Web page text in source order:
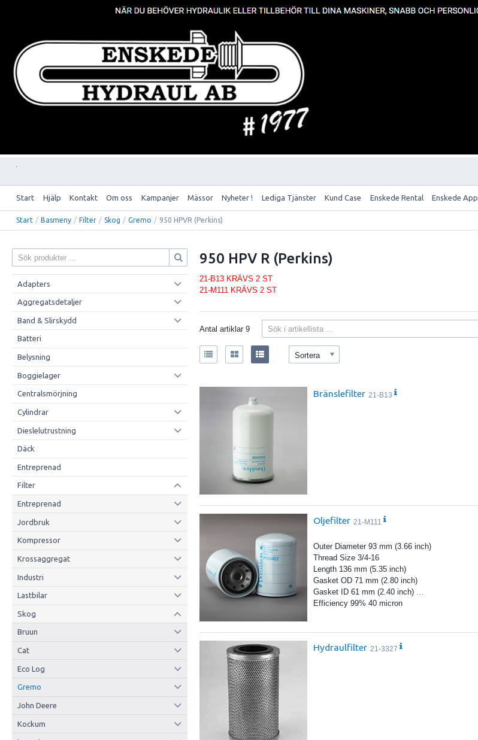
Start Hjälp Kontakt Om oss Kampanjer Mässor Nyheter ! Lediga Tjänster Kund Case Enskede Rental Enskede App
Start / Basmeny / Filter / Skog / Gremo / 950 HPVR (Perkins)
Adapters
Aggregatsdetaljer
Band & Slirskydd
Batteri
Belysning
Boggielager
Centralsmörjning
Cylindrar
Dieslelutrustning
Däck
Entreprenad
Filter
Entreprenad
Jordbruk
Kompressor
Krossaggregat
Industri
Lastbilar
Skog
Bruun
Cat
Eco Log
Gremo
John Deere
Kockum
950 HPV R (Perkins)
21-B13 KRÄVS 2 ST
21-M111 KRÄVS 2 ST
Antal artiklar9
Sortera
Bränslefilter 21-B13
Oljefilter 21-M111
Outer Diameter 93 mm (3.66 inch)
Thread Size 3/4-16
Length 136 mm (5.35 inch)
Gasket OD 71 mm (2.80 inch)
Gasket ID 61 mm (2.40 inch)
Efficiency 99% 40 micron
Hydraulfilter 21-3327